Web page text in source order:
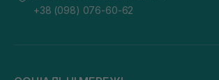
+38 (098) 076-60-62